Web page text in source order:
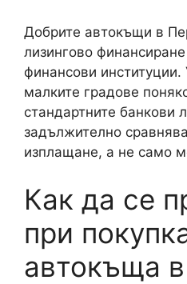
Добрите автокъщи в
лизингово
финансови институции.
малките градове
стандартните банкови
задължително
изплащане, а не само
Как да се
при
автокъща